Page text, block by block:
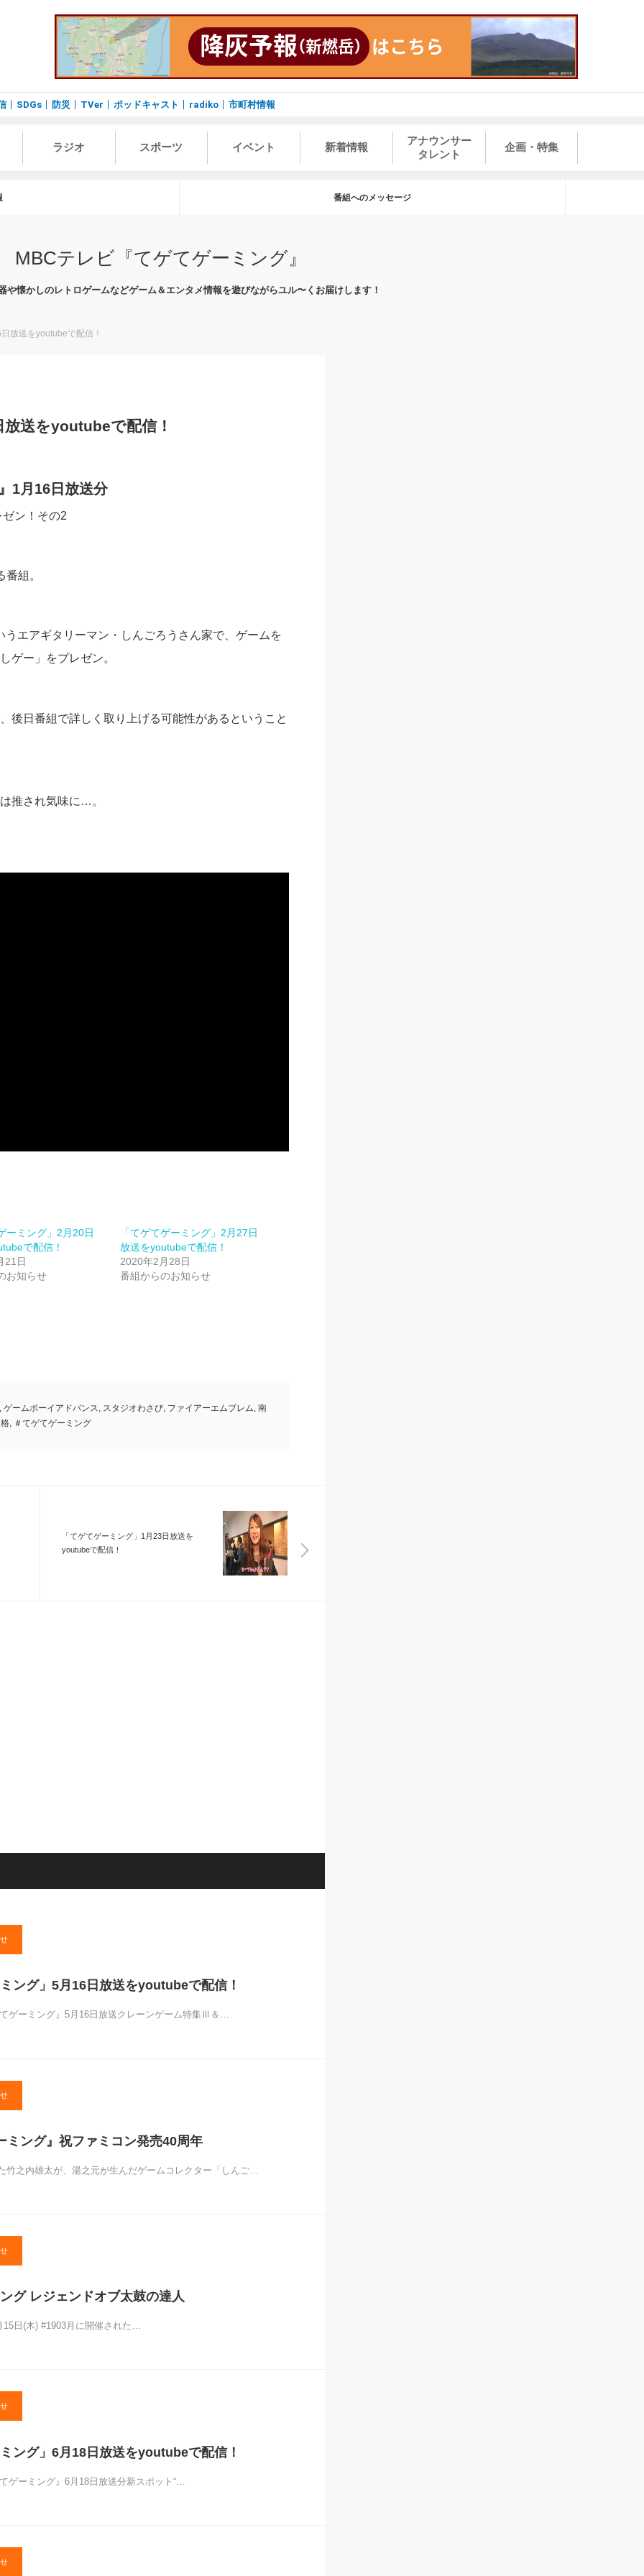
SDGs 防災 TVer ポッドキャスト radiko 市町村情報
ラジオ スポーツ イベント 新着情報
アナウンサー
タレント
企画・特集
番組へのメッセージ
MBCテレビ『てゲてゲーミング』
や懐かしのレトロゲームなどゲーム＆エンタメ情報を遊びながらユル〜くお届けします！
放送をyoutubeで配信！
送をyoutubeで配信！
1月16日放送分
ン！その2
組。
エアギタリーマン・しんごろうさん家で、ゲームを
ゲー」をプレゼン。
後日番組で詳しく取り上げる可能性があるということ
推され気味に…。
ーミング」2月20日
で配信！
21日
お知らせ
「てゲてゲーミング」2月27日
放送をyoutubeで配信！
2020年2月28日
番組からのお知らせ
ゲームボーイアドバンス, スタジオわさび, ファイアーエムブレム, 南
, ＃てゲてゲーミング
「てゲてゲーミング」1月23日放送を
youtubeで配信！
ング」5月16日放送をyoutubeで配信！
ゲーミング』5月16日放送クレーンゲーム特集Ⅲ＆…
ミング』祝ファミコン発売40周年
竹之内雄太が、湯之元が生んだゲームコレクター「しんご…
グ レジェンドオブ太鼓の達人
15日(木) #1903月に開催された…
ング」6月18日放送をyoutubeで配信！
ゲーミング』6月18日放送分新スポット“…